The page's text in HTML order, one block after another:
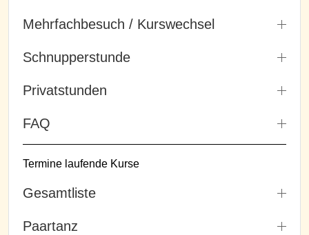
Mehrfachbesuch / Kurswechsel
Schnupperstunde
Privatstunden
FAQ
Termine laufende Kurse
Gesamtliste
Paartanz